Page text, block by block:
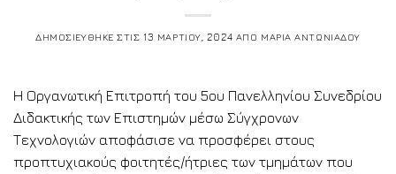
ΔΗΜΟΣΙΕΥΘΗΚΕ ΣΤΙΣ 13 ΜΑΡΤΙΟΥ, 2024 ΑΠΟ ΜΑΡΙΑ ΑΝΤΩΝΙΑΔΟΥ
Η Οργανωτική Επιτροπή του 5ου Πανελληνίου Συνεδρίου
Διδακτικής των Επιστημών μέσω Σύγχρονων
Τεχνολογιών αποφάσισε να προσφέρει στους
προπτυχιακούς φοιτητές/ήτριες των τμημάτων που